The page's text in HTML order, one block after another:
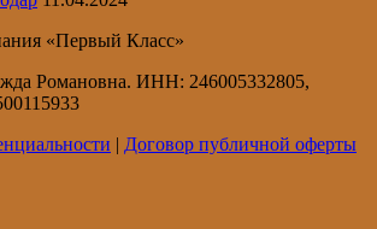
«Первый Класс»
Романовна. ИНН: 246005332805,
| Договор публичной оферты